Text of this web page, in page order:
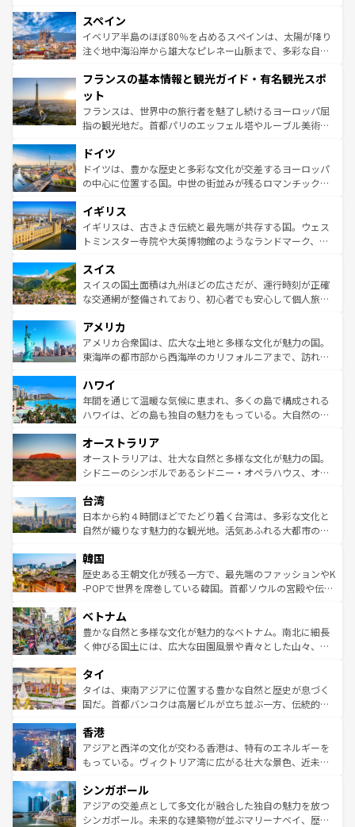
ろん、トスカーナの美しい田園風景やアマルフィ海岸の絶
景など、自然景観も見逃せない。観光の合間には、本場の
ピザやパスタなど、絶品のイタリア料理を堪能することも
ませてくれるイタリアで、忘れられない旅をしてみよう！
なお、新着のイタリア情報は
しい。
スペイン
イベリア半島のほぼ80％を占めるスペインは、太陽が降り
注ぐ地中海沿岸から雄大なピレネー山脈まで、多彩な自然
文化が根付くこの国では、情熱的なフラメンコ、熱気あふ
れる闘牛、そして美味しいタパスが生活の一部となってい
る。首都マドリードの洗練された雰囲気や、バルセロナの
アートに溢れた街角から、地方では古代ローマ遺跡や中世
せる。地方によって風土や気候が異なるスペインはその個
性で訪れる人を魅了する。 なお、新着のスペイン情報は コ
ンテンツ一覧を参照してほしい。
フランスの基本情報と観光ガイド・有名観光スポ
ット
フランスは、世界中の旅行者を魅了し続けるヨーロッパ屈
指の観光地だ。首都パリのエッフェル塔やルーブル美術館
で、幅広い魅力が詰まっている。華麗な宮殿、歴史的な大
聖堂、美しいビーチ、そして豊かな自然が、訪れる者を心
から魅了する。また、フランスは美食の国としても知ら
いる。シャンパンの発祥地であるランス、プロヴァンスの
香り高いラベンダー畑など、多彩な楽しみ方が可能だ。さ
らに、パリ以外の地域にも魅力が溢れており、どの街角に
れる地方に足を運ぶとそれぞれで全く異なる文化を体験で
きるだろう。 なお、新着のフランス情報はコンテンツ一覧
を参照してほしい。
ドイツ
ドイツは、豊かな歴史と多彩な文化が交差するヨーロッパ
の中心に位置する国。中世の街並みが残るロマンチック街
顔を持つこの国は、どこを歩いても飽きることがない。ベ
ルリンの文化的活気、バイエルン州のアルプスの絶景、そ
してライン川沿いのワイン畑といった風景は必見。ビール
は、お酒好きな人にはぜひ体験してほしい。 なお、新着の
ドイツ情報はコンテンツ一覧を参照してほしい。
イギリス
イギリスは、古きよき伝統と最先端が共存する国。ウェス
トミンスター寺院や大英博物館のようなランドマーク、歴
リアごとに異なる魅力がある。また、優雅なアフタヌーン
ティー、ビール好きにはたまらない英国パブ、サッカー観
戦など、本場だからこそできる体験も豊富。イギリスを旅
ンツ一覧を参照してほしい。
スイス
スイスの国土面積は九州ほどの広さだが、運行時刻が正確
な交通網が整備されており、初心者でも安心して個人旅行
の建物がそのまま残る町や、スイスならではのユニークな
博物館もあり、アルプス観光だけでなく町歩きも満喫する
ことができる。国民の所得が高いため物価も高いが、旅行
ば市内交通費無料で観光を楽しむこともできる。 なお、新
着のスイス情報はコンテンツ一覧 を参照してほしい。
アメリカ
アメリカ合衆国は、広大な土地と多様な文化が魅力の国。
東海岸の都市部から西海岸のカリフォルニアまで、訪れる
のような巨大都市は、観光、ショッピング、エンターテイ
ンメントが詰まった刺激的なスポットだ。一方、アメリカ
西部には大自然が広がり、グランドキャニオンやイエロー
部のニューオーリンズでは、音楽と美食が融合した独特の
文化が魅力。旅行者はアメリカの各地域で異なる魅力を楽
しみながら、その多様性と豊かな歴史を感じることができ
ならではの贅沢な旅のスタイルだ。 なお、新着のアメリカ
情報はコンテンツ一覧を参照してほしい。
ハワイ
年間を通じて温暖な気候に恵まれ、多くの島で構成される
ハワイは、どの島も独自の魅力をもっている。大自然の神
ワイ島は見逃せない。また、定番の観光地といえばオアフ
島だが、静かな自然を求めるならマウイ島やカウアイ島が
おすすめ。エメラルドグリーンに輝く海をはじめ、豊かな
れるおもてなしの心で訪れる人々を迎えてくれるハワイの
人々、おいしいローカルフードやハワイアンミュージッ
ク、伝統的なフラダンスなど、すべてがハワイの魅力を彩
ワイを、存分に味わってほしい。 なお、新着のハワイ情報
はコンテンツ一覧を参照してほしい。
オーストラリア
オーストラリアは、壮大な自然と多様な文化が魅力の国。
シドニーのシンボルであるシドニー・オペラハウス、オー
リアリーフや大陸中央部にそびえるウルル（エアーズロッ
ク）、タスマニアの美しい原生林やケアンズの熱帯雨林な
ど、見どころがたくさん。また、カフェやワイン、オージ
いる。アクティビティも充実しており、サーフィンやダイ
ビング、ハイキングなど、アウトドア好きにはたまらな
い。オーストラリアの多彩な魅力を存分に味わいつくそ
参照してほしい。
台湾
日本から約４時間ほどでたどり着く台湾は、多彩な文化と
自然が織りなす魅力的な観光地。活気あふれる大都市の台
ン）、静ひつな山岳地帯である台湾東部など、都市の喧騒
と山間の静けさが共存しており、訪れる人に新しい発見と
驚きをもたらしてくれる。また、奥深い台湾の食文化も魅
容にもいいと評判のスイーツなど、バラエティ豊かな料理
が味わえる。 なお、新着の台湾情報は コンテンツ一覧を参
照してほしい。
韓国
歴史ある王朝文化が残る一方で、最先端のファッションやK
-POPで世界を席巻している韓国。首都ソウルの宮殿や伝統
き、地方に足を延ばせば四季折々の自然美を楽しむことが
できる。そして、キムチや焼肉、絶品のストリートフード
まで、さまざまな韓国料理が待っている。夜には、韓国な
リティに包まれながら、韓国の多彩な魅力を心ゆくまで味
わってみてほしい。 なお、新着の韓国情報はコンテンツ一
覧を参照してほしい。
ベトナム
豊かな自然と多様な文化が魅力的なベトナム。南北に細長
く伸びる国土には、広大な田園風景や青々とした山々、世
急速な発展と共に伝統が息づく。ハノイの古い町並みやホ
ーチミン市のフランス統治時代の建物も、独特の雰囲気を
醸し出している。また、バラエティの豊かさとおいしさで
とつ。フォーやバインミー、ベトナムコーヒーなどは、ぜ
ひ現地で味わいたい。どの地域を訪れてもあたたかい人々
が旅行者を迎えてくれるので、きっと忘れられない旅にな
参照してほしい。
タイ
タイは、東南アジアに位置する豊かな自然と歴史が息づく
国だ。首都バンコクは高層ビルが立ち並ぶ一方、伝統的な
の活気が交差している。北部ではチェンマイなどの山岳地
帯で自然と触れ合い、南部ではプーケットやクラビの美し
いビーチでリゾート気分を楽しむことができる。タイ料理
激する。気候は一年中温暖で、どの季節にも異なる楽しみ
が待っている。親しみやすいタイの人々、仏教を中心とし
た文化、そして多様な観光資源が、訪れる旅人を魅了し続
香港
アジアと西洋の文化が交わる香港は、特有のエネルギーを
もっている。ヴィクトリア湾に広がる壮大な景色、近未来
み、どこを訪れても感動するはず。観光スポットが密集し
ており、効率よく見どころを回れるのも魅力。息をのむよ
うな絶景から文化的な体験まで、香港を存分に楽しみ尽く
シンガポール
アジアの交差点として多文化が融合した独自の魅力を放つ
シンガポール。未来的な建築物が並ぶマリーナベイ、歴史